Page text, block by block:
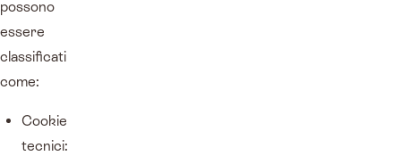
possono
essere
classificati
come:
Cookie
tecnici: